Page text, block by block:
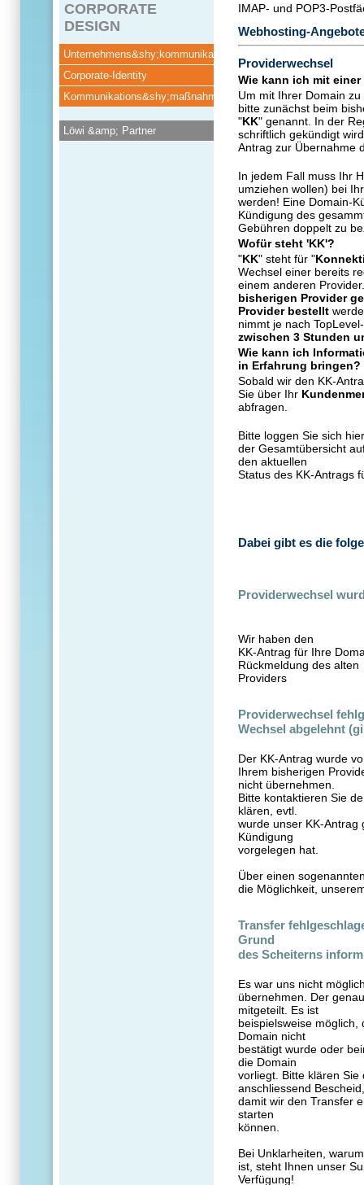
CORPORATE
DESIGN
Unternehmens&shy;kommunikation
Corporate-Identity
Kommunikations&shy;maßnahmen
Löwi &amp; Partner
IMAP- und POP3-
Webhosting-
Providerwechsel
Wie kann ich mit
Um mit Ihrer Domain
bitte zunächst beim
"KK" genannt. In der
schriftlich gekündigt
Antrag zur Übernahme
In jedem Fall muss Ihr
umziehen wollen) bei
werden! Eine Domain-
Kündigung des
Gebühren doppelt zu
Wofür steht 'KK'?
"KK" steht für "
Wechsel einer bereits
einem anderen
bisherigen Provider
Provider bestellt
nimmt je nach
zwischen 3 Stunden
Wie kann ich
in Erfahrung bringen?
Sobald wir den KK-
Sie über Ihr
abfragen.
Bitte loggen Sie sich
der Gesamtübersicht
den aktuellen
Status des KK-Antrags
Dabei gibt es die
Providerwechsel
Wir haben den
KK-Antrag für Ihre
Rückmeldung des alten
Providers
Providerwechsel
Wechsel abgelehnt
Der KK-Antrag wurde
Ihrem bisherigen
nicht übernehmen.
Bitte kontaktieren Sie
klären, evtl.
wurde unser KK-Antrag
Kündigung
vorgelegen hat.
Über einen
die Möglichkeit,
Transfer
Grund
des Scheiterns
Es war uns nicht
übernehmen. Der
mitgeteilt. Es ist
beispielsweise möglich,
Domain nicht
bestätigt wurde oder
die Domain
vorliegt. Bitte klären
anschliessend Bescheid,
damit wir den Transfer
starten
können.
Bei Unklarheiten,
ist, steht Ihnen unser
Verfügung!